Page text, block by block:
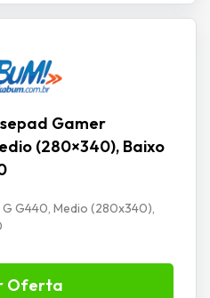
Gamer
(280×340), Baixo
G440, Medio (280x340),
Oferta